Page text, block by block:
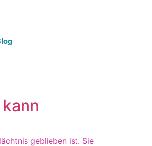
geblieben ist. Sie